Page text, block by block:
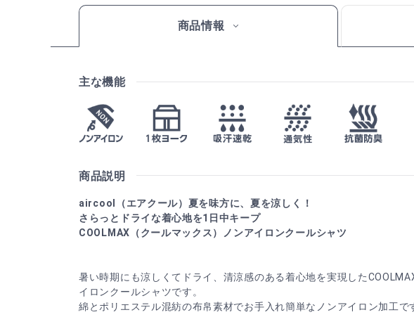
商品情報
主な機能
商品説明
aircool（エアクール）夏を味方に、夏を涼しく！
さらっとドライな着心地を1日中キープ
COOLMAX（クールマックス）ノンアイロンクールシャツ
暑い時期にも涼しくてドライ、清涼感のある着心地を実現した
イロンクールシャツです。
綿とポリエステル混紡の布帛素材でお手入れ簡単なノンアイロン加工で